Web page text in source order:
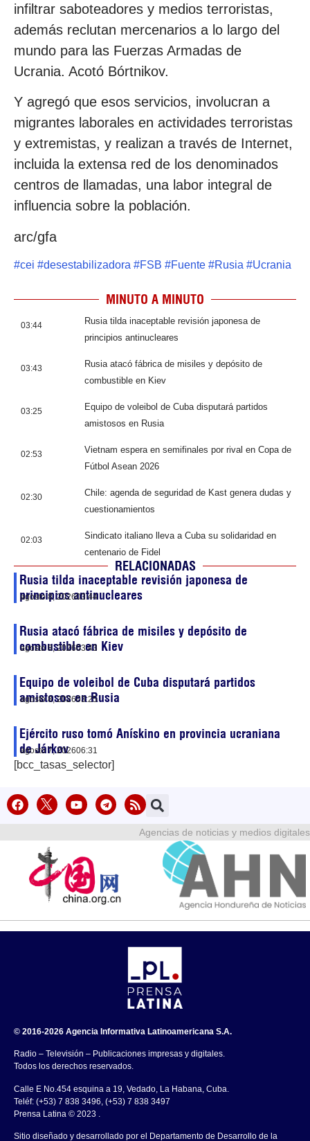
infiltrar saboteadores y medios terroristas,
además reclutan mercenarios a lo largo del
mundo para las Fuerzas Armadas de
Ucrania. Acotó Bórtnikov.
Y agregó que esos servicios, involucran a
migrantes laborales en actividades terroristas
y extremistas, y realizan a través de Internet,
incluida la extensa red de los denominados
centros de llamadas, una labor integral de
influencia sobre la población.
arc/gfa
#cei #desestabilizadora #FSB #Fuente #Rusia #Ucrania
MINUTO A MINUTO
03:44
Rusia tilda inaceptable revisión japonesa de
principios antinucleares
03:43
Rusia atacó fábrica de misiles y depósito de
combustible en Kiev
03:25
Equipo de voleibol de Cuba disputará partidos
amistosos en Rusia
02:53
Vietnam espera en semifinales por rival en Copa de
Fútbol Asean 2026
02:30
Chile: agenda de seguridad de Kast genera dudas y
cuestionamientos
02:03
Sindicato italiano lleva a Cuba su solidaridad en
centenario de Fidel
RELACIONADAS
Rusia tilda inaceptable revisión japonesa de
principios antinucleares
agosto 8, 202603:44
Rusia atacó fábrica de misiles y depósito de
combustible en Kiev
agosto 8, 202603:43
Equipo de voleibol de Cuba disputará partidos
amistosos en Rusia
agosto 8, 202603:25
Ejército ruso tomó Anískino en provincia ucraniana
de Járkov
agosto 7, 202606:31
[bcc_tasas_selector]
Agencias de noticias y medios digitales
© 2016-2026 Agencia Informativa Latinoamericana S.A.
Radio – Televisión – Publicaciones impresas y digitales.
Todos los derechos reservados.
Calle E No.454 esquina a 19, Vedado, La Habana, Cuba.
Teléf: (+53) 7 838 3496, (+53) 7 838 3497
Prensa Latina © 2023 .
Sitio diseñado y desarrollado por el Departamento de Desarrollo de la